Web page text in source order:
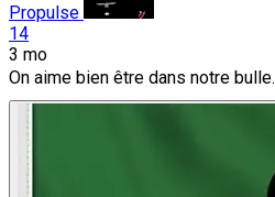
Propulse
14
3 mo
On aime bien être dans notre bulle.